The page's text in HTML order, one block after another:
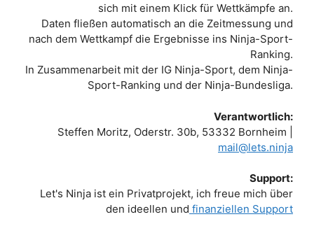
sich mit einem Klick für Wettkämpfe an.
Daten fließen automatisch an die Zeitmessung und
nach dem Wettkampf die Ergebnisse ins Ninja-Sport-
Ranking.
In Zusammenarbeit mit der IG Ninja-Sport, dem Ninja-
Sport-Ranking und der Ninja-Bundesliga.
Verantwortlich:
Steffen Moritz, Oderstr. 30b, 53332 Bornheim |
mail@lets.ninja
Support:
Let's Ninja ist ein Privatprojekt, ich freue mich über
den ideellen und finanziellen Support